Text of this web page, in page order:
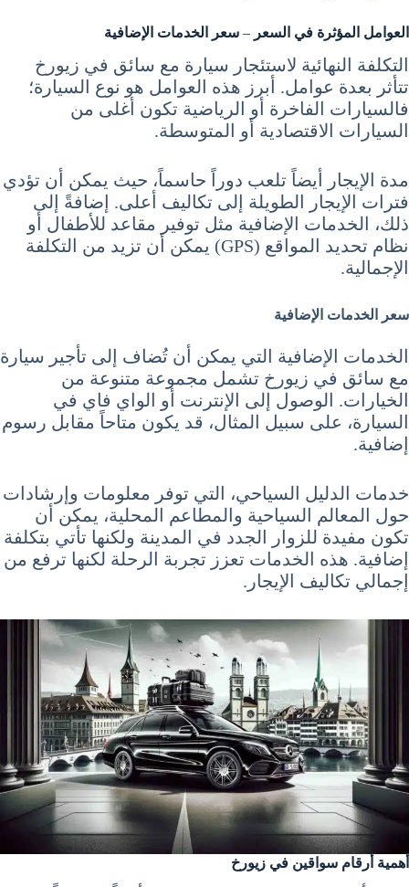
العوامل المؤثرة في السعر – سعر الخدمات الإضافية
التكلفة النهائية لاستئجار سيارة مع سائق في زيورخ
تتأثر بعدة عوامل. أبرز هذه العوامل هو نوع السيارة؛
فالسيارات الفاخرة أو الرياضية تكون أغلى من
السيارات الاقتصادية أو المتوسطة.
مدة الإيجار أيضاً تلعب دوراً حاسماً، حيث يمكن أن تؤدي
فترات الإيجار الطويلة إلى تكاليف أعلى. إضافةً إلى
ذلك، الخدمات الإضافية مثل توفير مقاعد للأطفال أو
نظام تحديد المواقع (GPS) يمكن أن تزيد من التكلفة
الإجمالية.
سعر الخدمات الإضافية
الخدمات الإضافية التي يمكن أن تُضاف إلى تأجير سيارة
مع سائق في زيورخ تشمل مجموعة متنوعة من
الخيارات. الوصول إلى الإنترنت أو الواي فاي في
السيارة، على سبيل المثال، قد يكون متاحاً مقابل رسوم
إضافية.
خدمات الدليل السياحي، التي توفر معلومات وإرشادات
حول المعالم السياحية والمطاعم المحلية، يمكن أن
تكون مفيدة للزوار الجدد في المدينة ولكنها تأتي بتكلفة
إضافية. هذه الخدمات تعزز تجربة الرحلة لكنها ترفع من
إجمالي تكاليف الإيجار.
أهمية أرقام سواقين في زيورخ